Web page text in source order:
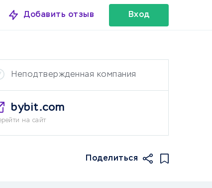
Добавить отзыв Вход
Неподтвержденная компания
bybit.com
на сайт
Поделиться